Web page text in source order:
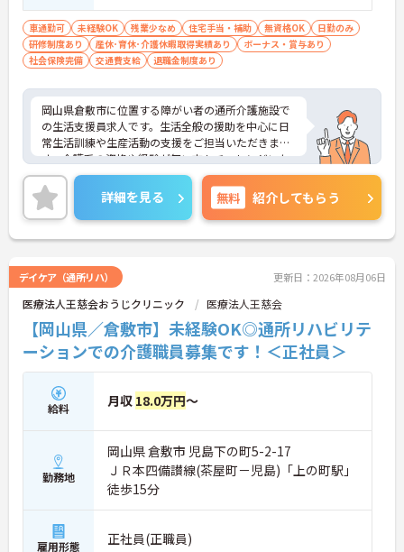
車通勤可 未経験OK 残業少なめ 住宅手当・補助 無資格OK
日勤のみ
研修制度あり
産休･育休･介護休暇取得実績あり
ボーナス・賞与あり
社会保険完備
交通費支給 退職金制度あり
岡山県倉敷市に位置する障がい者の通所介護施設で
の生活支援員求人です。生活全般の援助を中心に日
常生活訓練や生産活動の支援をご担当いただきま
す。介護系の資格や経験が無い方もチャレンジいた
だけます。先輩が丁寧にサポートしてくださいます
ので安心です。月9日休み、日勤のみのご勤務ですの
で、生活リズムを整えやすく無理なくご勤務いただ
けます♪ご興味のある方には、面接対策ポイントな
ど、さらに詳細をお話ししますのでお気軽にご相談
詳細を見る 無料 紹介してもらう
デイケア（通所リハ） 更新日：2026年08月06日
医療法人王慈会おうじクリニック 医療法人王慈会
【岡山県／倉敷市】未経験OK◎通所リハビリテ
ーションでの介護職員募集です！＜正社員＞
給料 月収 18.0万円～
勤務地
岡山県 倉敷市 児島下の町5-2-17
ＪＲ本四備讃線(茶屋町－児島)「上の町駅」
徒歩15分
雇用形態 正社員(正職員)